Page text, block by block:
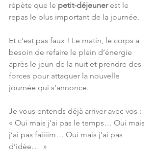
répète que le petit-déjeuner est le
repas le plus important de la journée.
Et c’est pas faux ! Le matin, le corps a
besoin de refaire le plein d’énergie
après le jeun de la nuit et prendre des
forces pour attaquer la nouvelle
journée qui s’annonce.
Je vous entends déjà arriver avec vos :
« Oui mais j’ai pas le temps… Oui mais
j’ai pas faiiiim… Oui mais j’ai pas
d’idée…  »